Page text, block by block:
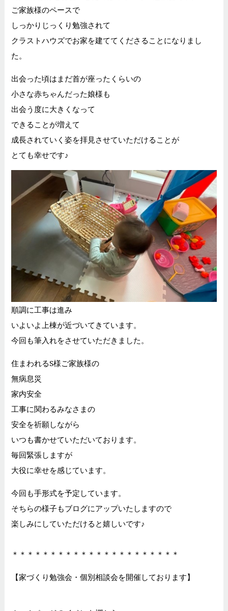
ご家族様のペースで
しっかりじっくり勉強されて
クラストハウズでお家を建ててくださることになりまし
た。
出会った頃はまだ首が座ったくらいの
小さな赤ちゃんだった娘様も
出会う度に大きくなって
できることが増えて
成長されていく姿を拝見させていただけることが
とても幸せです♪
順調に工事は進み
いよいよ上棟が近づいてきています。
今回も筆入れをさせていただきました。
住まわれるS様ご家族様の
無病息災
家内安全
工事に関わるみなさまの
安全を祈願しながら
いつも書かせていただいております。
毎回緊張しますが
大役に幸せを感じています。
今回も手形式を予定しています。
そちらの様子もブログにアップいたしますので
楽しみにしていただけると嬉しいです♪
＊＊＊＊＊＊＊＊＊＊＊＊＊＊＊＊＊＊＊＊＊＊
【家づくり勉強会・個別相談会を開催しております】